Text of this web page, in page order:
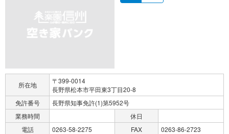
所在地
〒399-0014
長野県松本市平田東3丁目20-8
免許番号
長野県知事免許(1)第5952号
業務時間
休日
電話
0263-58-2275 FAX 0263-86-2723